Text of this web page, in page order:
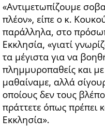
«Αντιμετωπίζουμε
πλέον», είπε ο κ.
παράλληλα, στο
Εκκλησία, «γιατί
τα μέγιστα για να
πλημμυροπαθείς και
μαθαίναμε, αλλά
οποίους δεν τους
πράττετε όπως πρέπει
Εκκλησία».